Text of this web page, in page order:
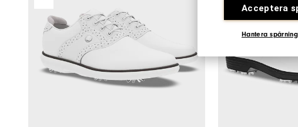
Acceptera
Hantera spårning